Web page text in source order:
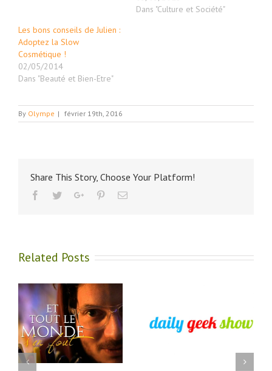
Dans "Culture et Société"
Les bons conseils de Julien :
Adoptez la Slow
Cosmétique !
02/05/2014
Dans "Beauté et Bien-Etre"
By Olympe | février 19th, 2016
Share This Story, Choose Your Platform!
Facebook
TwitterGoogle+PinterestEmail
Related Posts